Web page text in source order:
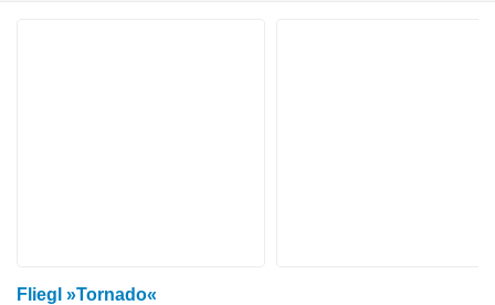
Fliegl »Tornado«